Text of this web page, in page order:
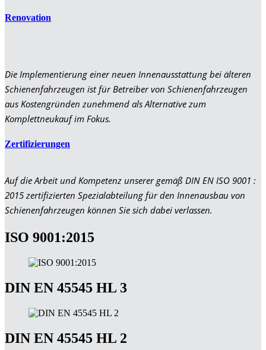
Renovation
Die Implementierung einer neuen Innenausstattung bei älteren
Schienenfahrzeugen ist für Betreiber von Schienenfahrzeugen
aus Kostengründen zunehmend als Alternative zum
Komplettneukauf im Fokus.
Zertifizierungen
Auf die Arbeit und Kompetenz unserer gemäß DIN EN ISO 9001 :
2015 zertifizierten Spezialabteilung für den Innenausbau von
Schienenfahrzeugen können Sie sich dabei verlassen.
ISO 9001:2015
DIN EN 45545 HL 3
DIN EN 45545 HL 2